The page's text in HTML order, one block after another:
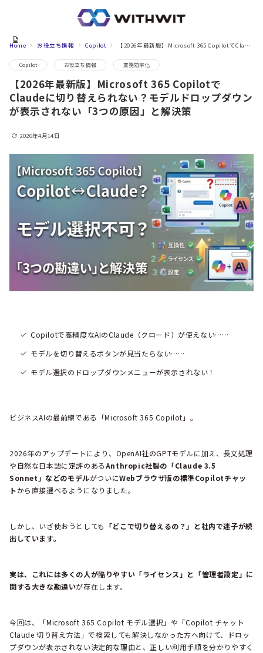
Home お役立ち情報 Copilot 【2026年最新版】Microsoft 365 CopilotでClaudeに切り替えられない？モデルドロップダウンが表示されない「3つの原因」と解決策
Copilot お役立ち情報 業務効率化
【2026年最新版】Microsoft 365 Copilotで
Claudeに切り替えられない？モデルドロップダウン
が表示されない「3つの原因」と解決策
2026年4月14日
Copilotで高精度なAIのClaude（クロード）が使えない……
モデルを切り替えるボタンが見当たらない……
モデル選択のドロップダウンメニューが表示されない！
ビジネスAIの最前線である「Microsoft 365 Copilot」。
2026年のアップデートにより、OpenAI社のGPTモデルに加え、長文処理
や自然な日本語に定評のあるAnthropic社製の「Claude 3.5
Sonnet」などのモデルがついにWebブラウザ版の標準Copilotチャッ
トから直接選べるようになりました。
しかし、いざ使おうとしても 「どこで切り替えるの？」と社内で迷子が続
出しています。
実は、これには多くの人が陥りやすい「ライセンス」と「管理者設定」に
関する大きな勘違いが存在します。
今回は、「Microsoft 365 Copilot モデル選択」や「Copilot チャット
Claude 切り替え方法」で検索しても解決しなかった方へ向けて、ドロッ
プダウンが表示されない決定的な理由と、正しい利用手順を分かりやすく